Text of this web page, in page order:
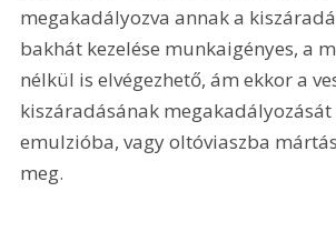
megakadályozva annak a
bakhát kezelése munkaigényes, a
nélkül is elvégezhető, ám ekkor a
kiszáradásának
emulzióba, vagy oltóviaszba
meg.